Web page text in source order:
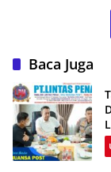
Baca Juga